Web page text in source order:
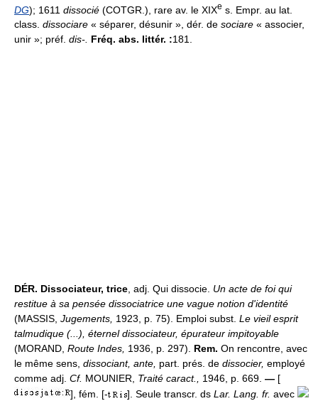
DG); 1611 dissocié (COTGR.), rare av. le XIXe s. Empr. au lat.
class. dissociare « séparer, désunir », dér. de sociare « associer,
unir »; préf. dis-. Fréq. abs. littér. :181.
DÉR. Dissociateur, trice, adj. Qui dissocie. Un acte de foi qui
restitue à sa pensée dissociatrice une vague notion d'identité
(MASSIS, Jugements, 1923, p. 75). Emploi subst. Le vieil esprit
talmudique (...), éternel dissociateur, épurateur impitoyable
(MORAND, Route Indes, 1936, p. 297). Rem. On rencontre, avec
le même sens, dissociant, ante, part. prés. de dissocier, employé
comme adj. Cf. MOUNIER, Traité caract., 1946, p. 669. — [
], fém. [-
]. Seule transcr. ds Lar. Lang. fr. avec